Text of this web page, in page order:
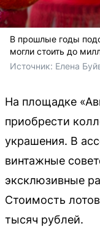
В прошлые годы
могли стоить до
Источник: Елена
На площадке
приобрести
украшения. В
винтажные
эксклюзивные
Стоимость
тысяч рублей.